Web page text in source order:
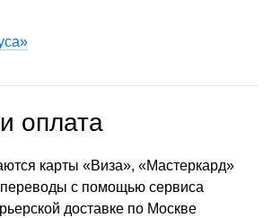
оплата
карты «Виза», «Мастеркард»
с помощью сервиса
доставке по Москве